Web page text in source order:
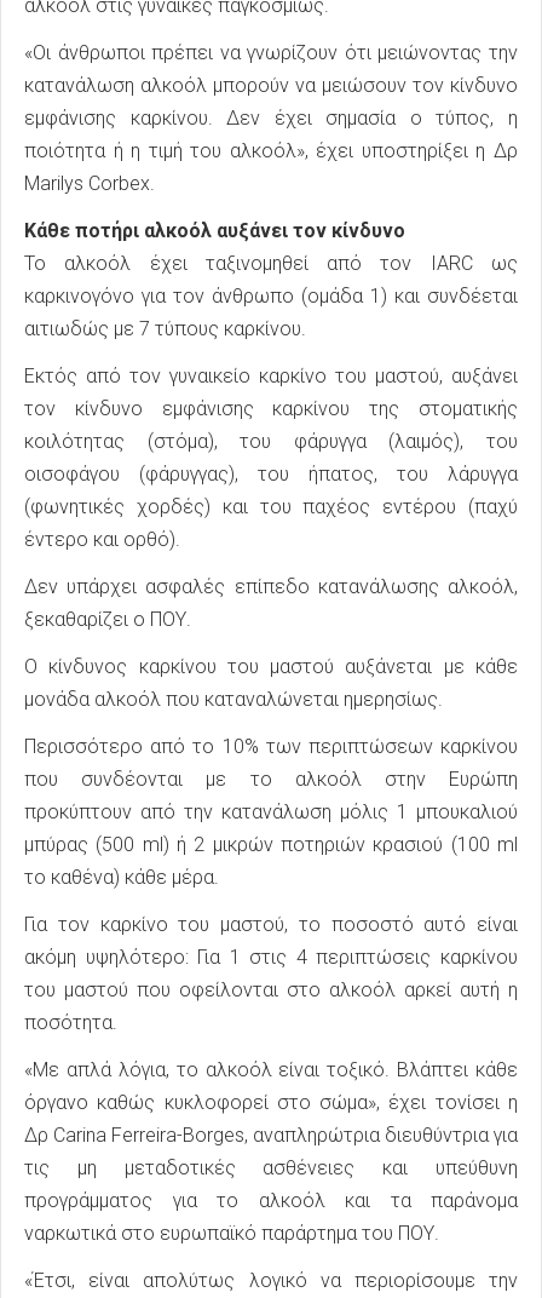
αλκοόλ στις γυναίκες παγκοσμίως.
«Οι άνθρωποι πρέπει να γνωρίζουν ότι μειώνοντας την
κατανάλωση αλκοόλ μπορούν να μειώσουν τον κίνδυνο
εμφάνισης καρκίνου. Δεν έχει σημασία ο τύπος, η
ποιότητα ή η τιμή του αλκοόλ», έχει υποστηρίξει η Δρ
Marilys Corbex.
Κάθε ποτήρι αλκοόλ αυξάνει τον κίνδυνο
Το αλκοόλ έχει ταξινομηθεί από τον IARC ως
καρκινογόνο για τον άνθρωπο (ομάδα 1) και συνδέεται
αιτιωδώς με 7 τύπους καρκίνου.
Εκτός από τον γυναικείο καρκίνο του μαστού, αυξάνει
τον κίνδυνο εμφάνισης καρκίνου της στοματικής
κοιλότητας (στόμα), του φάρυγγα (λαιμός), του
οισοφάγου (φάρυγγας), του ήπατος, του λάρυγγα
(φωνητικές χορδές) και του παχέος εντέρου (παχύ
έντερο και ορθό).
Δεν υπάρχει ασφαλές επίπεδο κατανάλωσης αλκοόλ,
ξεκαθαρίζει ο ΠΟΥ.
Ο κίνδυνος καρκίνου του μαστού αυξάνεται με κάθε
μονάδα αλκοόλ που καταναλώνεται ημερησίως.
Περισσότερο από το 10% των περιπτώσεων καρκίνου
που συνδέονται με το αλκοόλ στην Ευρώπη
προκύπτουν από την κατανάλωση μόλις 1 μπουκαλιού
μπύρας (500 ml) ή 2 μικρών ποτηριών κρασιού (100 ml
το καθένα) κάθε μέρα.
Για τον καρκίνο του μαστού, το ποσοστό αυτό είναι
ακόμη υψηλότερο: Για 1 στις 4 περιπτώσεις καρκίνου
του μαστού που οφείλονται στο αλκοόλ αρκεί αυτή η
ποσότητα.
«Με απλά λόγια, το αλκοόλ είναι τοξικό. Βλάπτει κάθε
όργανο καθώς κυκλοφορεί στο σώμα», έχει τονίσει η
Δρ Carina Ferreira-Borges, αναπληρώτρια διευθύντρια για
τις μη μεταδοτικές ασθένειες και υπεύθυνη
προγράμματος για το αλκοόλ και τα παράνομα
ναρκωτικά στο ευρωπαϊκό παράρτημα του ΠΟΥ.
«Έτσι, είναι απολύτως λογικό να περιορίσουμε την